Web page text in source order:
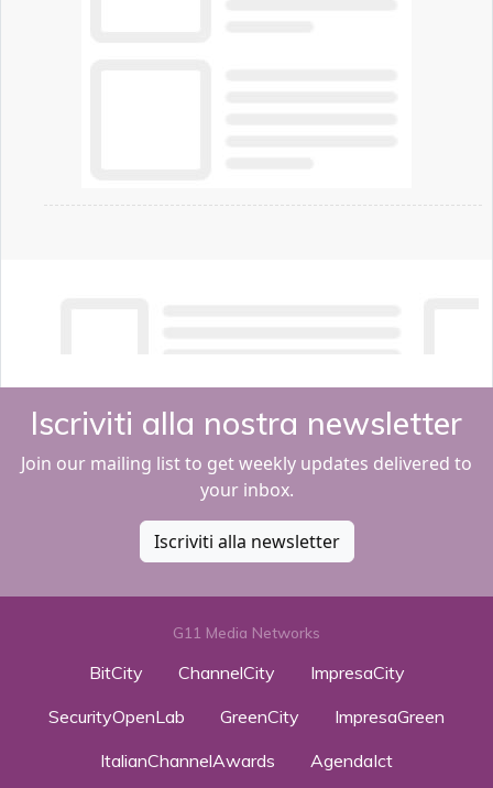
Iscriviti alla nostra newsletter
Join our mailing list to get weekly updates delivered to
your inbox.
Iscriviti alla newsletter
G11 Media Networks
BitCity ChannelCity
ImpresaCity
SecurityOpenLab
GreenCity
ImpresaGreen
ItalianChannelAwards
AgendaIct